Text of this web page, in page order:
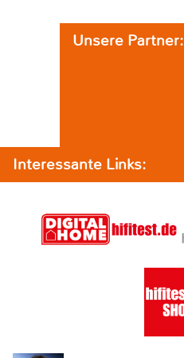
Unsere Partner:
Interessante Links: